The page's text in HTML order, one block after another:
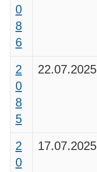
0
8
6
2
0
8
5
22.07.2025
2
0
17.07.2025